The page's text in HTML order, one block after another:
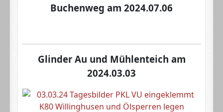
Buchenweg am 2024.07.06
Glinder Au und Mühlenteich am
2024.03.03